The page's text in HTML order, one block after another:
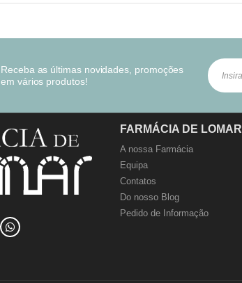
Receba as últimas novidades, promoções
em vários produtos!
FARMÁCIA DE LOMAR
A nossa Farmácia
Equipa
Contatos
Do nosso Blog
Pedido de Informação